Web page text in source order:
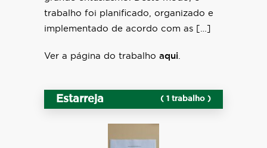
trabalho foi planificado, organizado e
implementado de acordo com as […]
Ver a página do trabalho aqui.
Estarreja ( 1 trabalho )